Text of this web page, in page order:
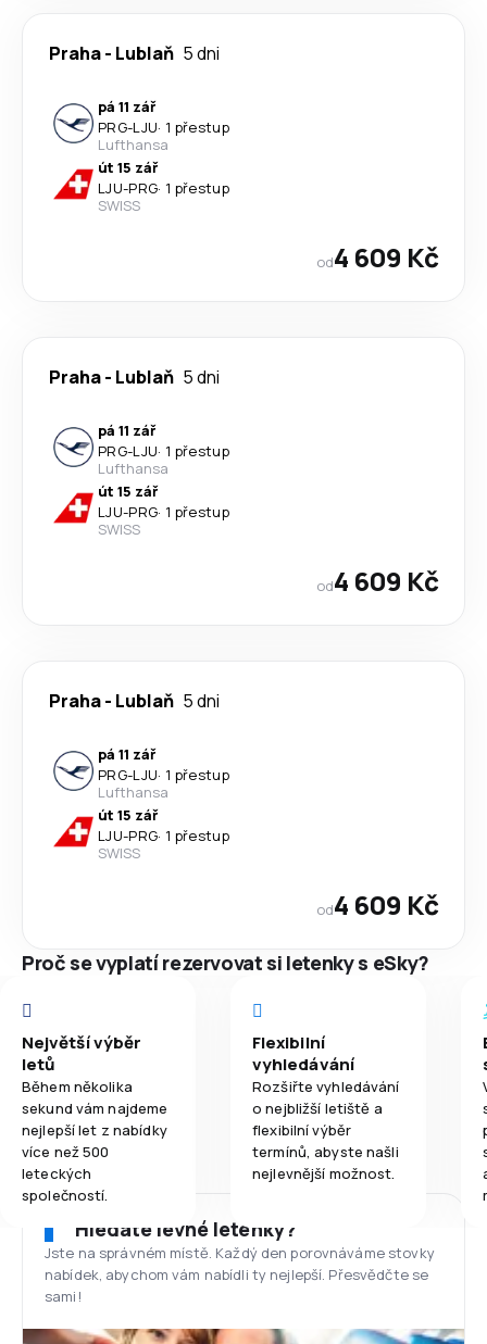
Praha- Lublaň 5 dni
pá 11 zář
PRG-LJU· 1 přestup
Lufthansa
út 15 zář
LJU-PRG· 1 přestup
SWISS
od4 609 Kč
Praha- Lublaň 5 dni
pá 11 zář
PRG-LJU· 1 přestup
Lufthansa
út 15 zář
LJU-PRG· 1 přestup
SWISS
od4 609 Kč
Praha- Lublaň 5 dni
pá 11 zář
PRG-LJU· 1 přestup
Lufthansa
út 15 zář
LJU-PRG· 1 přestup
SWISS
od4 609 Kč
Proč se vyplatí rezervovat si letenky s eSky?
Největší výběr
letů
Během několika
sekund vám najdeme
nejlepší let z nabídky
více než 500
leteckých
společností.
Flexibilní
vyhledávání
Rozšiřte vyhledávání
o nejbližší letiště a
flexibilní výběr
termínů, abyste našli
nejlevnější možnost.
Hledáte levné letenky?
Jste na správném místě. Každý den porovnáváme stovky
nabídek, abychom vám nabídli ty nejlepší. Přesvědčte se
sami!